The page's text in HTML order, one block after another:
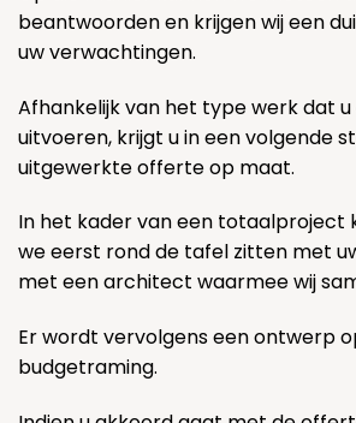
beantwoorden en krijgen wij een
uw verwachtingen.
Afhankelijk van het type werk dat
uitvoeren, krijgt u in een volgende
uitgewerkte offerte op maat.
In het kader van een totaalproject
we eerst rond de tafel zitten met
met een architect waarmee wij
Er wordt vervolgens een ontwerp
budgetraming.